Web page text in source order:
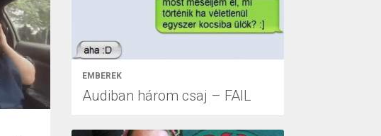
EMBEREK
Audiban három csaj – FAIL